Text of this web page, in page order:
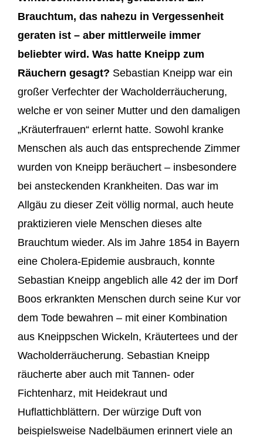
Brauchtum, das nahezu in Vergessenheit
geraten ist – aber mittlerweile immer
beliebter wird. Was hatte Kneipp zum
Räuchern gesagt? Sebastian Kneipp war ein
großer Verfechter der Wacholderräucherung,
welche er von seiner Mutter und den damaligen
„Kräuterfrauen“ erlernt hatte. Sowohl kranke
Menschen als auch das entsprechende Zimmer
wurden von Kneipp beräuchert – insbesondere
bei ansteckenden Krankheiten. Das war im
Allgäu zu dieser Zeit völlig normal, auch heute
praktizieren viele Menschen dieses alte
Brauchtum wieder. Als im Jahre 1854 in Bayern
eine Cholera-Epidemie ausbrauch, konnte
Sebastian Kneipp angeblich alle 42 der im Dorf
Boos erkrankten Menschen durch seine Kur vor
dem Tode bewahren – mit einer Kombination
aus Kneippschen Wickeln, Kräutertees und der
Wacholderräucherung. Sebastian Kneipp
räucherte aber auch mit Tannen- oder
Fichtenharz, mit Heidekraut und
Huflattichblättern. Der würzige Duft von
beispielsweise Nadelbäumen erinnert viele an